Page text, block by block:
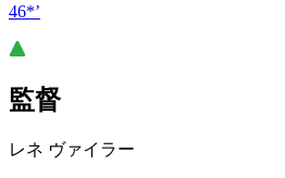
46*’
監督
レネ ヴァイラー